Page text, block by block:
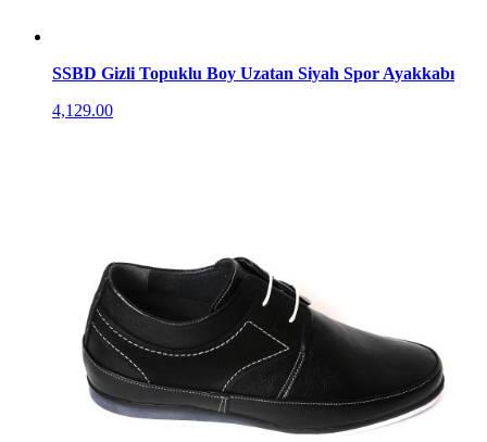
SSBD Gizli Topuklu Boy Uzatan Siyah Spor Ayakkabı
4,129.00